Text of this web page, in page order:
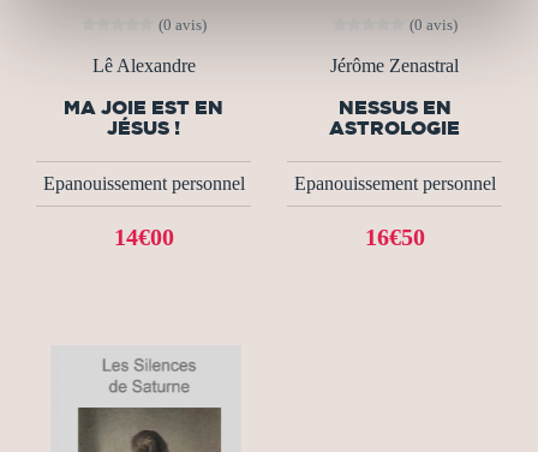
(0 avis)
Lê Alexandre
MA JOIE EST EN
JÉSUS !
Epanouissement personnel
14€00
(0 avis)
Jérôme Zenastral
NESSUS EN
ASTROLOGIE
Epanouissement personnel
16€50